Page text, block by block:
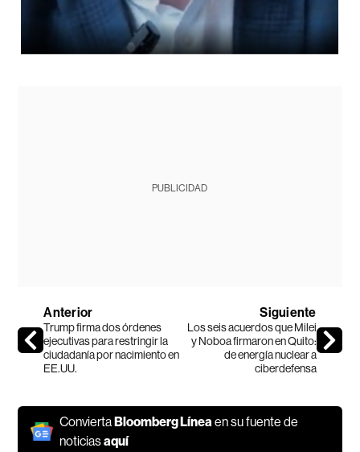
PUBLICIDAD
Anterior
Trump firma dos órdenes
ejecutivas para restringir la
ciudadanía por nacimiento en
EE.UU.
Siguiente
Los seis acuerdos que Milei
y Noboa firmaron en Quito:
de energía nuclear a
ciberdefensa
ConviertaBloomberg Línea en su fuente de
noticiasaquí